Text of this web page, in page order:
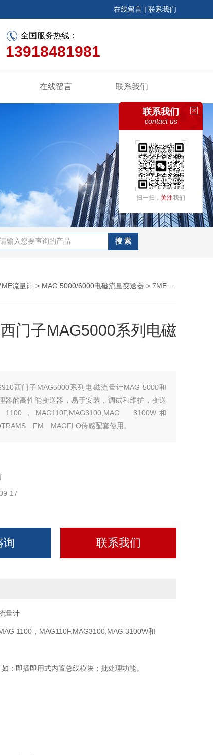
在线留言 | 联系我们
全国服务热线：
13918481981
在线留言 联系我们
流量计 > MAG 5000/6000电磁流量变送器 > 7ME6910西门子MAG5000系列电磁流量计
门子MAG5000系列电磁
西门子MAG5000系列电磁流量计MAG 5000和
器的高性能变送器，易于安装，调试和维护，变送
，MAG110F,MAG3100,MAG 3100W和
FM MAGFLO传感配套使用。
17
询 联系我们
1100，MAG110F,MAG3100,MAG 3100W和
：即插即用式内置总线模块；批处理功能。
联系我们
contact us
扫一扫， 关注我们